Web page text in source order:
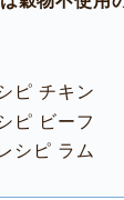
ピ チキン
ピ ビーフ
シピ ラム